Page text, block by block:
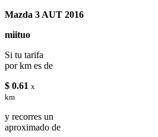
Mazda 3 AUT 2016
miituo
Si tu tarifa
por km es de
$ 0.61 x
km
y recorres un
aproximado de